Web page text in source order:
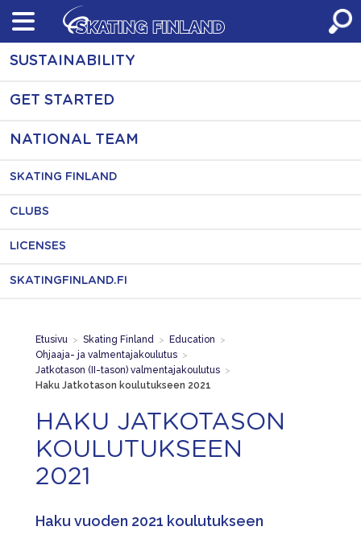
Skip
content
SUSTAINABILITY
GET STARTED
NATIONAL TEAM
SKATING FINLAND
CLUBS
LICENSES
SKATINGFINLAND.FI
Etusivu > Skating Finland > Education >
Ohjaaja- ja valmentajakoulutus >
Jatkotason (II-tason) valmentajakoulutus >
Haku Jatkotason koulutukseen 2021
HAKU JATKOTASON
KOULUTUKSEEN
2021
Haku vuoden 2021 koulutukseen